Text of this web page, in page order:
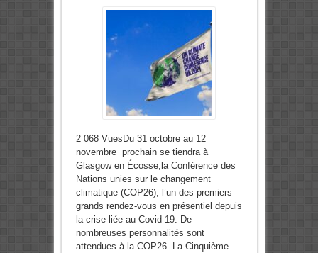
2 068 VuesDu 31 octobre au 12
novembre prochain se tiendra à
Glasgow en Écosse,la Conférence des
Nations unies sur le changement
climatique (COP26), l’un des premiers
grands rendez-vous en présentiel depuis
la crise liée au Covid-19. De
nombreuses personnalités sont
attendues à la COP26. La Cinquième